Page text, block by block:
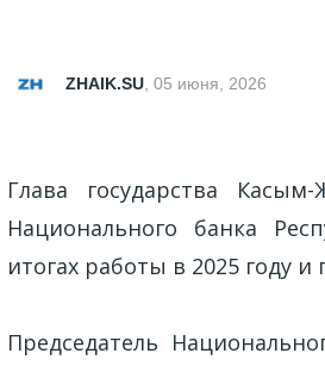
ZHAIK.SU, 05 июня, 2026
Глава государства
Национального банка
итогах работы в 2025 году
Председатель